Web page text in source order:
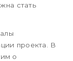
стать
проекта. В
о